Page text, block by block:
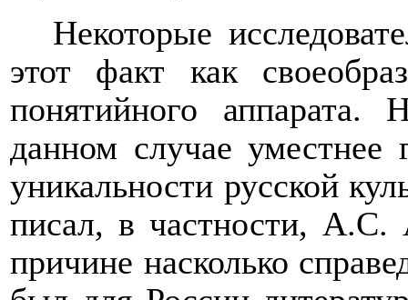
Некоторые
этот факт как
понятийного аппарата.
данном случае
уникальности русской
писал, в частности, А.С.
причине насколько